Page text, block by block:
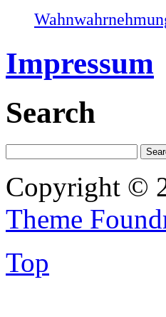
Impressum
Search
Copyright ©
Theme
Top